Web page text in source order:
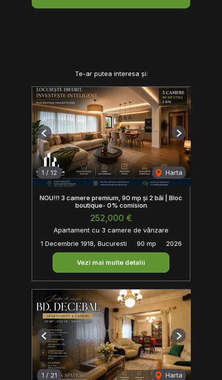
Te-ar putea interesa și:
1 / 12 Harta
Previous Next
NOU!!! 3 camere premium, 90 mp și 2 băi | Bloc
boutique- 0% comision
252,000 €
Apartament cu 3 camere de vânzare
1 Decembrie 1918, Bucuresti
90 mp 2026
Vezi mai multe detalii
1 / 21 Harta
Previous Next